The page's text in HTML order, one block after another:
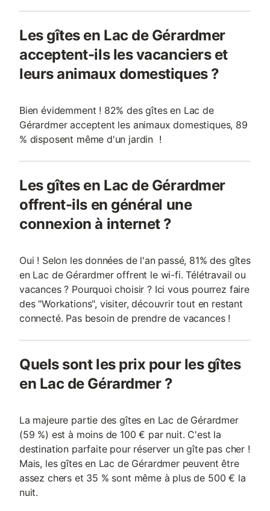
Les gîtes en Lac de Gérardmer
acceptent-ils les vacanciers et
leurs animaux domestiques ?
Bien évidemment ! 82% des gîtes en Lac de
Gérardmer acceptent les animaux domestiques, 89
% disposent même d'un jardin !
Les gîtes en Lac de Gérardmer
offrent-ils en général une
connexion à internet ?
Oui ! Selon les données de l'an passé, 81% des gîtes
en Lac de Gérardmer offrent le wi-fi. Télétravail ou
vacances ? Pourquoi choisir ? Ici vous pourrez faire
des "Workations", visiter, découvrir tout en restant
connecté. Pas besoin de prendre de vacances !
Quels sont les prix pour les gîtes
en Lac de Gérardmer ?
La majeure partie des gîtes en Lac de Gérardmer
(59 %) est à moins de 100 € par nuit. C'est la
destination parfaite pour réserver un gîte pas cher !
Mais, les gîtes en Lac de Gérardmer peuvent être
assez chers et 35 % sont même à plus de 500 € la
nuit.